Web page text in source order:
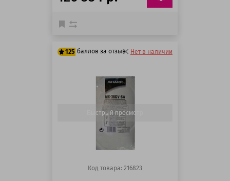
125 баллов за отзыв
100 баллов
Нет в наличии
Быстрый просмотр
Код товара: 216823